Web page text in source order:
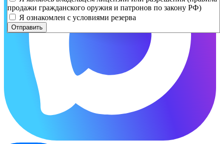
продажи гражданского оружия и патронов по закону РФ)
Я ознакомлен с условиями резерва
Отправить